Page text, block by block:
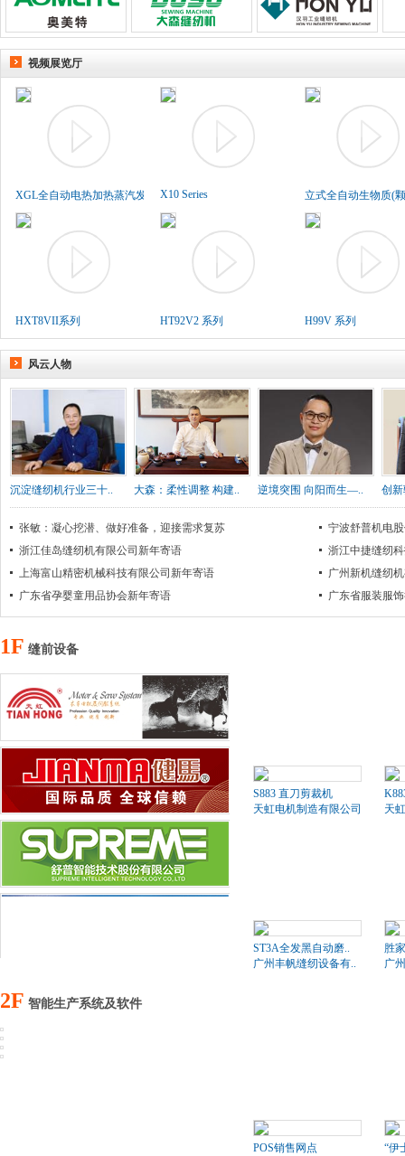
视频展览厅
XGL全自动电热加热蒸汽发生..X10 Series 立式全自动生物质(
HXT8VII系列 HT92V2 系列 H99V 系列
风云人物
沉淀缝纫机行业三十.. 大森：柔性调整 构建.. 逆境突围 向阳而生—.. 创
张敏：凝心挖潜、做好准备，迎接需求复苏
宁波舒普机电
浙江佳岛缝纫机有限公司新年寄语
浙江中捷缝纫
上海富山精密机械科技有限公司新年寄语
广州新机缝纫
广东省孕婴童用品协会新年寄语
广东省服装服
1F 缝前设备
S883 直刀剪裁机
天虹电机制造有限公司
天
ST3A全发黑自动磨..
广州丰帆缝纫设备有..
胜
广
2F 智能生产系统及软件
POS销售网点
“伊